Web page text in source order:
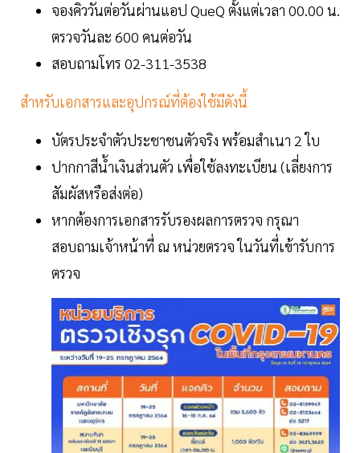
จองคิววันต่อวันผ่านแอป QueQ ตั้งแต่เวลา 00.00 น.
ตรวจวันละ 600 คนต่อวัน
สอบถามโทร 02-311-3538
สำหรับเอกสารและอุปกรณ์ที่ต้องใช้มีดังนี้
บัตรประจําตัวประชาชนตัวจริง พร้อมสำเนา 2 ใบ
ปากกาสีน้ำเงินส่วนตัว เพื่อใช้ลงทะเบียน (เลี่ยงการ
สัมผัสหรือส่งต่อ)
หากต้องการเอกสารรับรองผลการตรวจ กรุณา
สอบถามเจ้าหน้าที่ ณ หน่วยตรวจ ในวันที่เข้ารับการ
ตรวจ